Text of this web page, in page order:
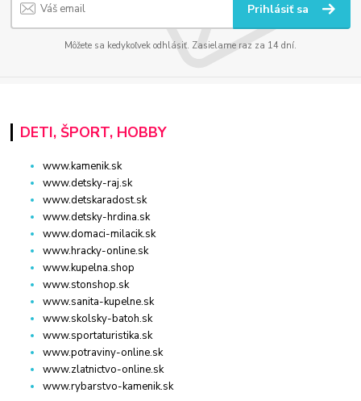
Prihlásiť sa
Môžete sa kedykoľvek odhlásiť. Zasielame raz za 14 dní.
DETI, ŠPORT, HOBBY
www.kamenik.sk
www.detsky-raj.sk
www.detskaradost.sk
www.detsky-hrdina.sk
www.domaci-milacik.sk
www.hracky-online.sk
www.kupelna.shop
www.stonshop.sk
www.sanita-kupelne.sk
www.skolsky-batoh.sk
www.sportaturistika.sk
www.potraviny-online.sk
www.zlatnictvo-online.sk
www.rybarstvo-kamenik.sk